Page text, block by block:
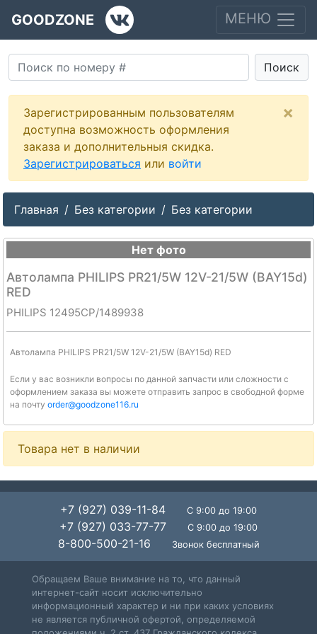
GOODZONE МЕНЮ
Поиск
Зарегистрированным пользователям
доступна возможность оформления
заказа и дополнительныя скидка.
Зарегистрироваться или войти
×
Главная Без категории Без категории
Нет фото
Автолампа PHILIPS PR21/5W 12V-21/5W (BAY15d)
RED
PHILIPS 12495CP/1489938
Автолампа PHILIPS PR21/5W 12V-21/5W (BAY15d) RED
Если у вас возникли вопросы по данной запчасти или сложности с
оформлением заказа вы можете отправить запрос в свободной форме
на почту order@goodzone116.ru
Товара нет в наличии
+7 (927) 039-11-84 С 9:00 до 19:00
+7 (927) 033-77-77 С 9:00 до 19:00
8-800-500-21-16 Звонок бесплатный
Обращаем Ваше внимание на то, что данный
интернет-сайт носит исключительно
информационный характер и ни при каких условиях
не является публичной офертой, определяемой